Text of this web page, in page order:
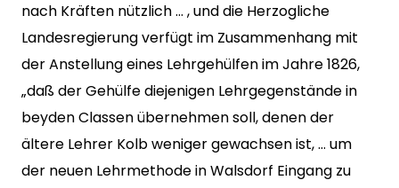
nach Kräften nützlich … , und die Herzogliche
Landesregierung verfügt im Zusammenhang mit
der Anstellung eines Lehrgehülfen im Jahre 1826,
„daß der Gehülfe diejenigen Lehrgegenstände in
beyden Classen übernehmen soll, denen der
ältere Lehrer Kolb weniger gewachsen ist, … um
der neuen Lehrmethode in Walsdorf Eingang zu